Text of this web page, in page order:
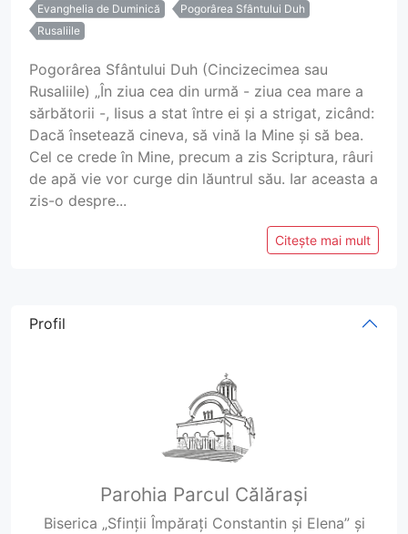
Evanghelia de Duminică
Pogorârea Sfântului Duh
Rusaliile
Pogorârea Sfântului Duh (Cincizecimea sau
Rusaliile) „În ziua cea din urmă - ziua cea mare a
sărbătorii -, Iisus a stat între ei și a strigat, zicând:
Dacă însetează cineva, să vină la Mine și să bea.
Cel ce crede în Mine, precum a zis Scriptura, râuri
de apă vie vor curge din lăuntrul său. Iar aceasta a
zis-o despre...
Citește mai mult
Profil
Parohia Parcul Călărași
Biserica „Sfinții Împărați Constantin și Elena” și